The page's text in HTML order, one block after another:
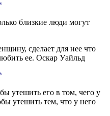
близкие люди могут
сделает для нее что
ее. Оскар Уайльд
утешить его в том, чего у
утешить тем, что у него